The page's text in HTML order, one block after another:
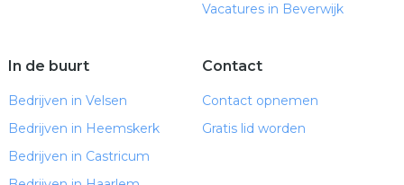
Vacatures in Beverwijk
In de buurt
Bedrijven in Velsen
Bedrijven in Heemskerk
Bedrijven in Castricum
Contact
Contact opnemen
Gratis lid worden